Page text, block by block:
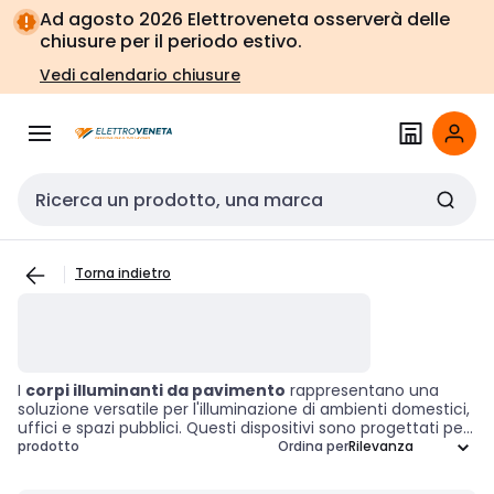
Vai alla
navigazione
Vai
alla
pagina
Ad agosto 2026 Elettroveneta osserverà delle
chiusure per il periodo estivo.
Vedi calendario chiusure
Cerca input
Torna indietro
I corpi illuminanti da pavimento rappresentano una
soluzione versatile per l'illuminazione di ambienti domestici,
uffici e spazi pubblici. Questi dispositivi sono progettati per
offrire un'illuminazione generale e ambientale,
prodotto Ordina per